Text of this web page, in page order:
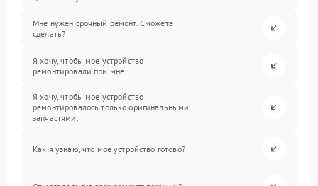
Мне нужен срочный ремонт. Сможете
сделать?
Я хочу, чтобы мое устройство
ремонтировали при мне.
Я хочу, чтобы мое устройство
ремонтировалось только оригинальными
запчастями.
Как я узнаю, что мое устройство готово?